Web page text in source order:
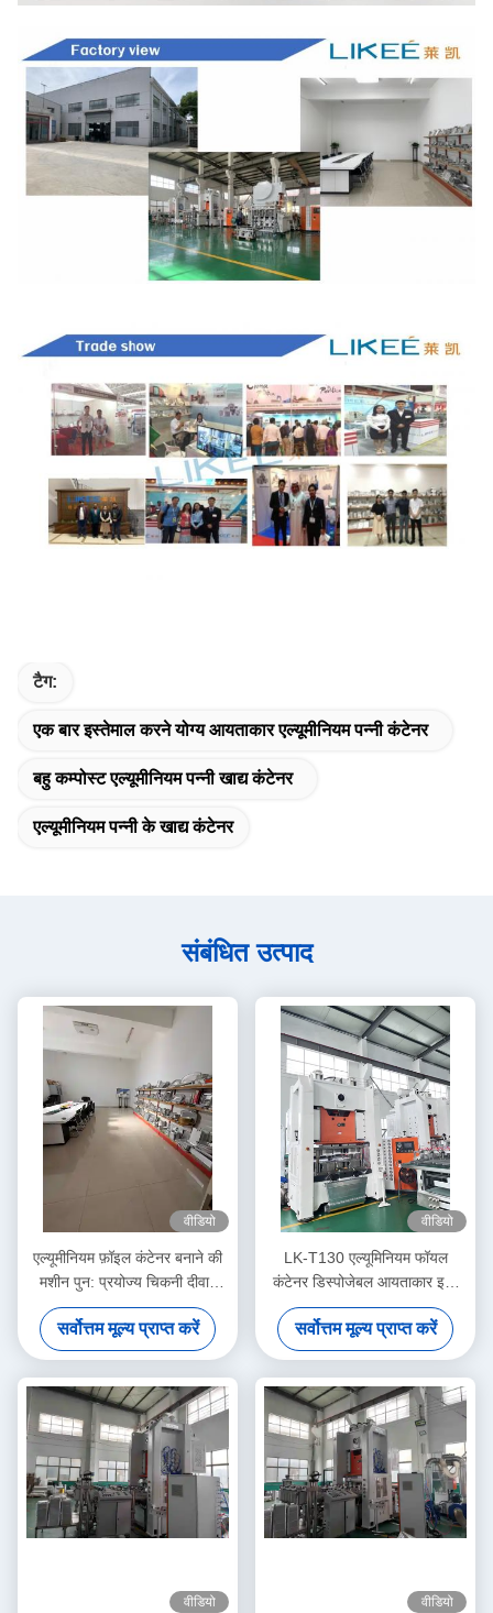
टैग:
एक बार इस्तेमाल करने योग्य आयताकार एल्यूमीनियम पन्नी कंटेनर
बहु कम्पोस्ट एल्यूमीनियम पन्नी खाद्य कंटेनर
एल्यूमीनियम पन्नी के खाद्य कंटेनर
संबंधित उत्पाद
वीडियो
एल्यूमीनियम फ़ॉइल कंटेनर बनाने की
मशीन पुन: प्रयोज्य चिकनी दीवार
आयताकार बेकिंग के लिए
सर्वोत्तम मूल्य प्राप्त करें
वीडियो
LK-T130 एल्यूमिनियम फॉयल
कंटेनर डिस्पोजेबल आयताकार इको
फ्रेंडली 1 LB फॉयल पैन
सर्वोत्तम मूल्य प्राप्त करें
वीडियो वीडियो